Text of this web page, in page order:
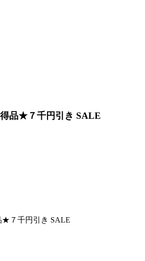
品★７千円引き SALE
７千円引き SALE